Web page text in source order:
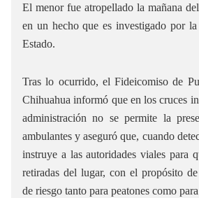
El menor fue atropellado la mañana
en un hecho que es investigado por
Estado.
Tras lo ocurrido, el Fideicomiso de
Chihuahua informó que en los cruces
administración no se permite la
ambulantes y aseguró que, cuando
instruye a las autoridades viales para
retiradas del lugar, con el propósito
de riesgo tanto para peatones como